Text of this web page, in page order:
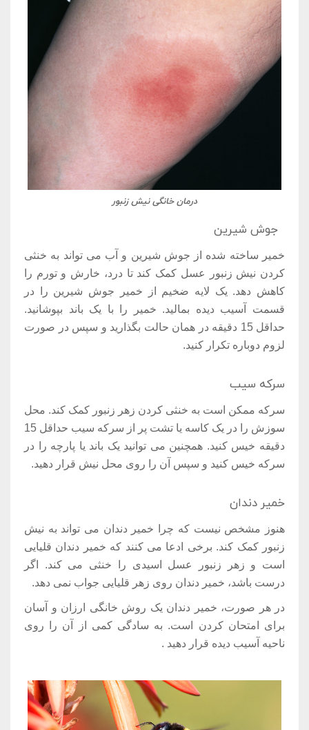
درمان خانگی نیش زنبور
جوش شیرین
خمیر ساخته شده از جوش شیرین و آب می تواند به خنثی
کردن نیش زنبور عسل کمک کند تا درد، خارش و تورم را
کاهش دهد. یک لایه ضخیم از خمیر جوش شیرین را در
قسمت آسیب دیده بمالید. خمیر را با یک باند بپوشانید.
حداقل 15 دقیقه در همان حالت بگذارید و سپس در صورت
لزوم دوباره تکرار کنید.
سرکه سیب
سرکه ممکن است به خنثی کردن زهر زنبور کمک کند. محل
سوزش را در یک کاسه یا تشت پر از سرکه سیب حداقل 15
دقیقه خیس کنید. همچنین می توانید یک باند یا پارچه را در
سرکه خیس کنید و سپس آن را روی محل نیش قرار دهید.
خمیر دندان
هنوز مشخص نیست که چرا خمیر دندان می تواند به نیش
زنبور کمک کند. برخی ادعا می کنند که خمیر دندان قلیایی
است و زهر زنبور عسل اسیدی را خنثی می کند. اگر
درست باشد، خمیر دندان روی زهر قلیایی جواب نمی دهد.
در هر صورت، خمیر دندان یک روش خانگی ارزان و آسان
برای امتحان کردن است. به سادگی کمی از آن را روی
ناحیه آسیب دیده قرار دهید .